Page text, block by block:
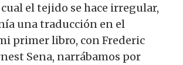
el tejido se hace irregular,
una traducción en el
primer libro, con Frederic
Sena, narrábamos por